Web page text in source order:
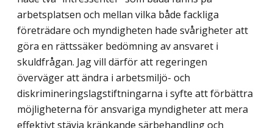
arbetsplatsen och mellan vilka både fackliga
företrädare och myndigheten hade svårigheter att
göra en rättssäker bedömning av ansvaret i
skuldfrågan. Jag vill därför att regeringen
överväger att ändra i arbetsmiljö- och
diskrimineringslagstiftningarna i syfte att förbättra
möjligheterna för ansvariga myndigheter att mera
effektivt stävja kränkande särbehandling och